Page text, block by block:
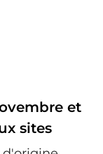
et
sites